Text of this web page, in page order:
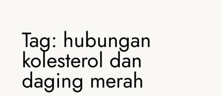
Tag: hubungan
kolesterol dan
daging merah